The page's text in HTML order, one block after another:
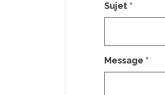
Sujet *
Message *